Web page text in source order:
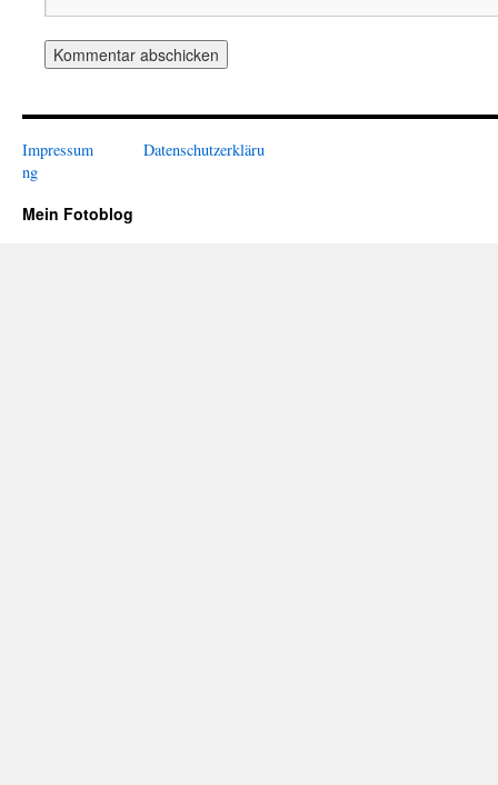
Impressum
Datenschutzerkläru
ng
Mein Fotoblog